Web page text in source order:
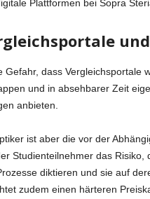
Plattformen bei Sopra
dass Vergleichsportale
und in absehbarer Zeit
anbieten.
ist aber die vor der
Studienteilnehmer das Risiko,
diktieren und sie auf
zudem einen härteren